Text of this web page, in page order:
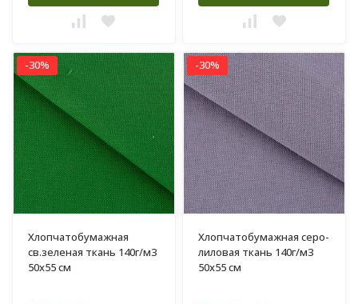
-30%
Хлопчатобумажная
св.зеленая ткань 140г/м3
50х55 см
-30%
Хлопчатобумажная серо-
лиловая ткань 140г/м3
50х55 см